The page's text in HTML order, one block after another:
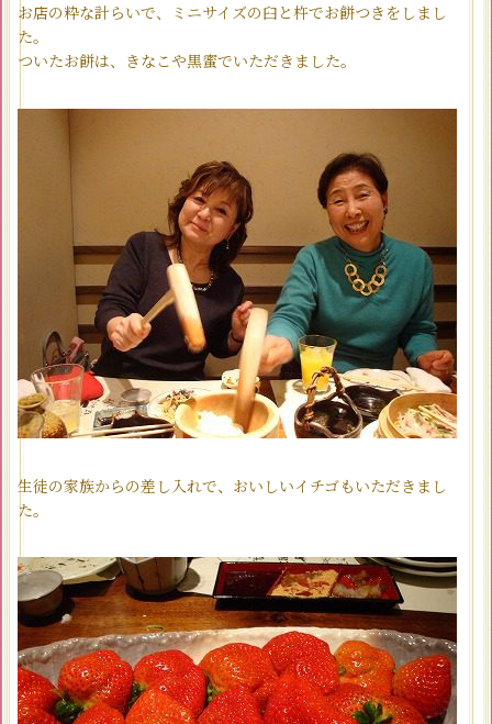
お店の粋な計らいで、ミニサイズの臼と杵でお餅つきをしまし
た。
ついたお餅は、きなこや黒蜜でいただきました。
生徒の家族からの差し入れで、おいしいイチゴもいただきまし
た。